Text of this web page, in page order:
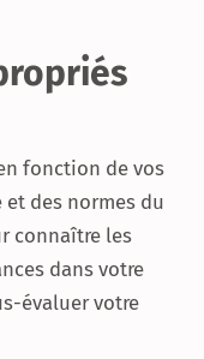
fonction de vos
et des normes du
connaître les
dans votre
évaluer votre